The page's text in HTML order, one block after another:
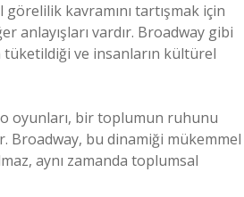
kavramını tartışmak için
anlayışları vardır. Broadway gibi
tüketildiği ve insanların kültürel
oyunları, bir toplumun ruhunu
Broadway, bu dinamiği mükemmel
aynı zamanda toplumsal